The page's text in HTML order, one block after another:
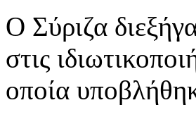
Ο Σύριζα
στις
οποία